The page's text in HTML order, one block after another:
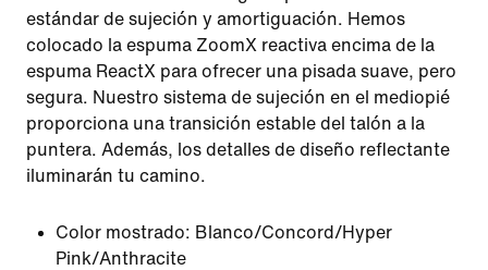
estándar de sujeción y amortiguación. Hemos
colocado la espuma ZoomX reactiva encima de la
espuma ReactX para ofrecer una pisada suave, pero
segura. Nuestro sistema de sujeción en el mediopié
proporciona una transición estable del talón a la
puntera. Además, los detalles de diseño reflectante
iluminarán tu camino.
Color mostrado: Blanco/Concord/Hyper
Pink/Anthracite